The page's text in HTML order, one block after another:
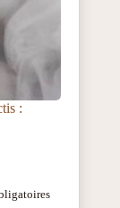
: